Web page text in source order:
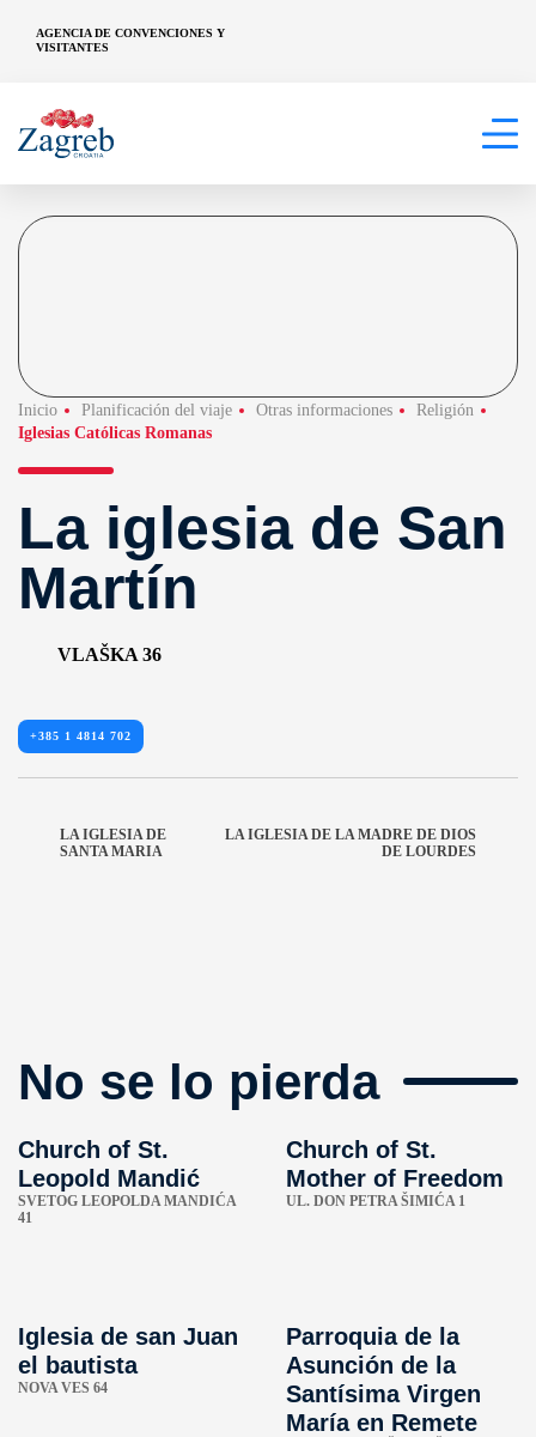
AGENCIA DE CONVENCIONES Y
VISITANTES
Inicio Planificación del viaje Otras informaciones
Religión
Iglesias Católicas Romanas
La iglesia de San
Martín
VLAŠKA 36
+385 1 4814 702
LA IGLESIA DE
SANTA MARIA
LA IGLESIA DE LA MADRE DE DIOS
DE LOURDES
No se lo pierda
Church of St.
Leopold Mandić
SVETOG LEOPOLDA MANDIĆA
41
Church of St.
Mother of Freedom
UL. DON PETRA ŠIMIĆA 1
Iglesia de san Juan
el bautista
NOVA VES 64
Parroquia de la
Asunción de la
Santísima Virgen
María en Remete